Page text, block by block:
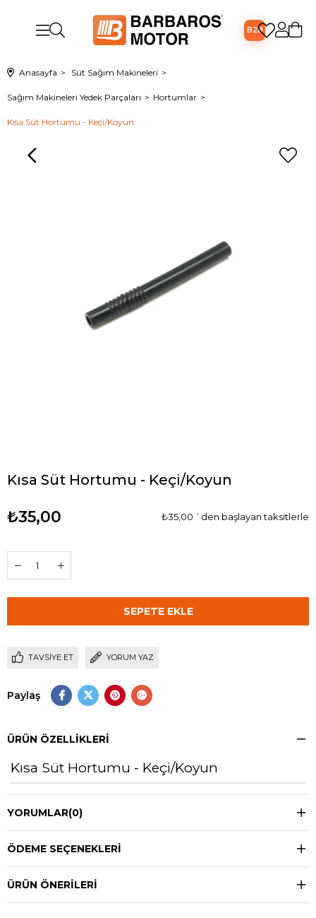
B2B
Anasayfa Süt Sağım Makineleri
Sağım Makineleri Yedek Parçaları Hortumlar
Kısa Süt Hortumu - Keçi/Koyun
Kısa Süt Hortumu - Keçi/Koyun
₺35,00 ₺35,00 `den başlayan taksitlerle
TAVSIYE ET YORUM YAZ
Paylaş
ÜRÜN ÖZELLIKLERI
Kısa Süt Hortumu - Keçi/Koyun
YORUMLAR(0)
ÖDEME SEÇENEKLERI
ÜRÜN ÖNERILERI